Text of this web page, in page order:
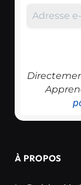
À PROPOS